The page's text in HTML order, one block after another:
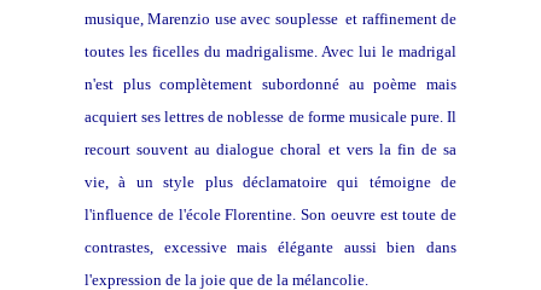
musique, Marenzio use avec souplesse et raffinement de
toutes les ficelles du madrigalisme. Avec lui le madrigal
n'est plus complètement subordonné au poème mais
acquiert ses lettres de noblesse de forme musicale pure. Il
recourt souvent au dialogue choral et vers la fin de sa
vie, à un style plus déclamatoire qui témoigne de
l'influence de l'école Florentine. Son oeuvre est toute de
contrastes, excessive mais élégante aussi bien dans
l'expression de la joie que de la mélancolie.